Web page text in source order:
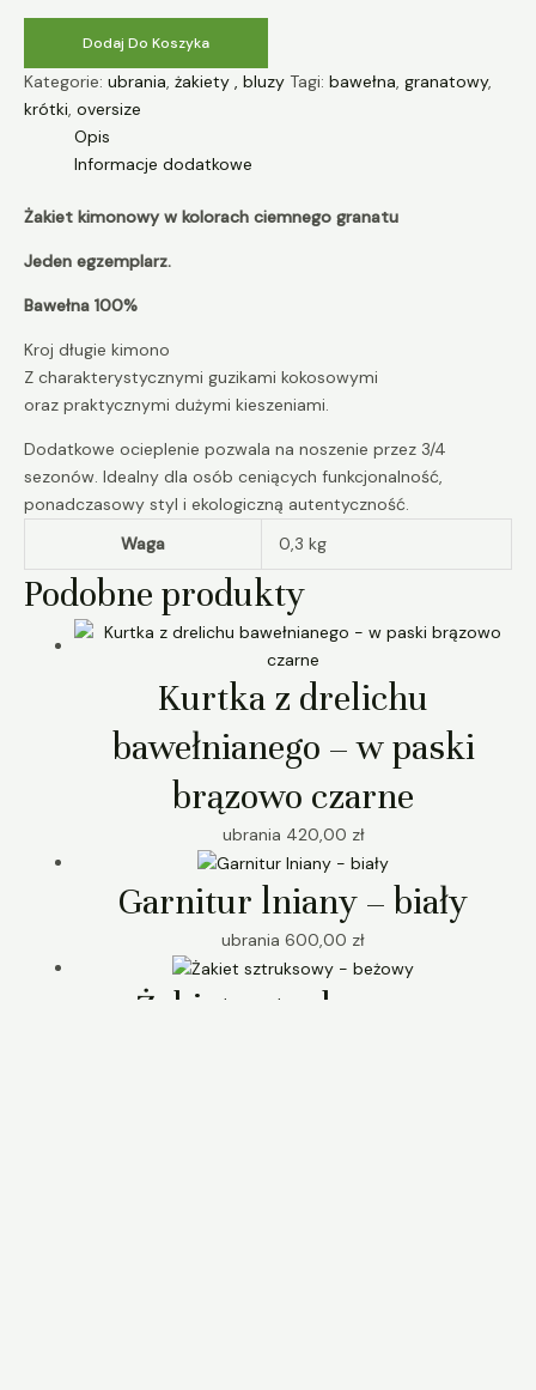
Dodaj Do Koszyka
Kategorie: ubrania, żakiety , bluzy Tagi: bawełna, granatowy,
krótki, oversize
Opis
Informacje dodatkowe
Żakiet kimonowy w kolorach ciemnego granatu
Jeden egzemplarz.
Bawełna 100%
Kroj długie kimono
Z charakterystycznymi guzikami kokosowymi
oraz praktycznymi dużymi kieszeniami.
Dodatkowe ocieplenie pozwala na noszenie przez 3/4
sezonów. Idealny dla osób ceniących funkcjonalność,
ponadczasowy styl i ekologiczną autentyczność.
Waga
0,3 kg
Podobne produkty
Kurtka z drelichu
bawełnianego – w paski
brązowo czarne
ubrania 420,00 zł
Garnitur lniany – biały
ubrania 600,00 zł
Żakiet sztruksowy –